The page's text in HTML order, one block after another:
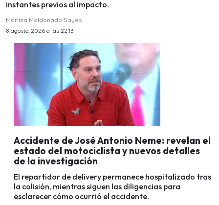
instantes previos al impacto.
Maritza Maldonado Sayes
8 agosto, 2026 a las 22:13
Accidente de José Antonio Neme: revelan el
estado del motociclista y nuevos detalles
de la investigación
El repartidor de delivery permanece hospitalizado tras
la colisión, mientras siguen las diligencias para
esclarecer cómo ocurrió el accidente.